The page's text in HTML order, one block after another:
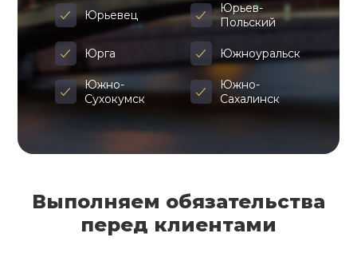
Юрьевец
Юрьев-
Польский
Юрга Южноуральск
Южно-
Сухокумск
Южно-
Сахалинск
Выполняем обязательства
перед клиентами